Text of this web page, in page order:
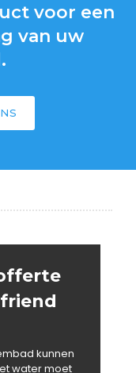
voor een
van uw
kunnen
water moet